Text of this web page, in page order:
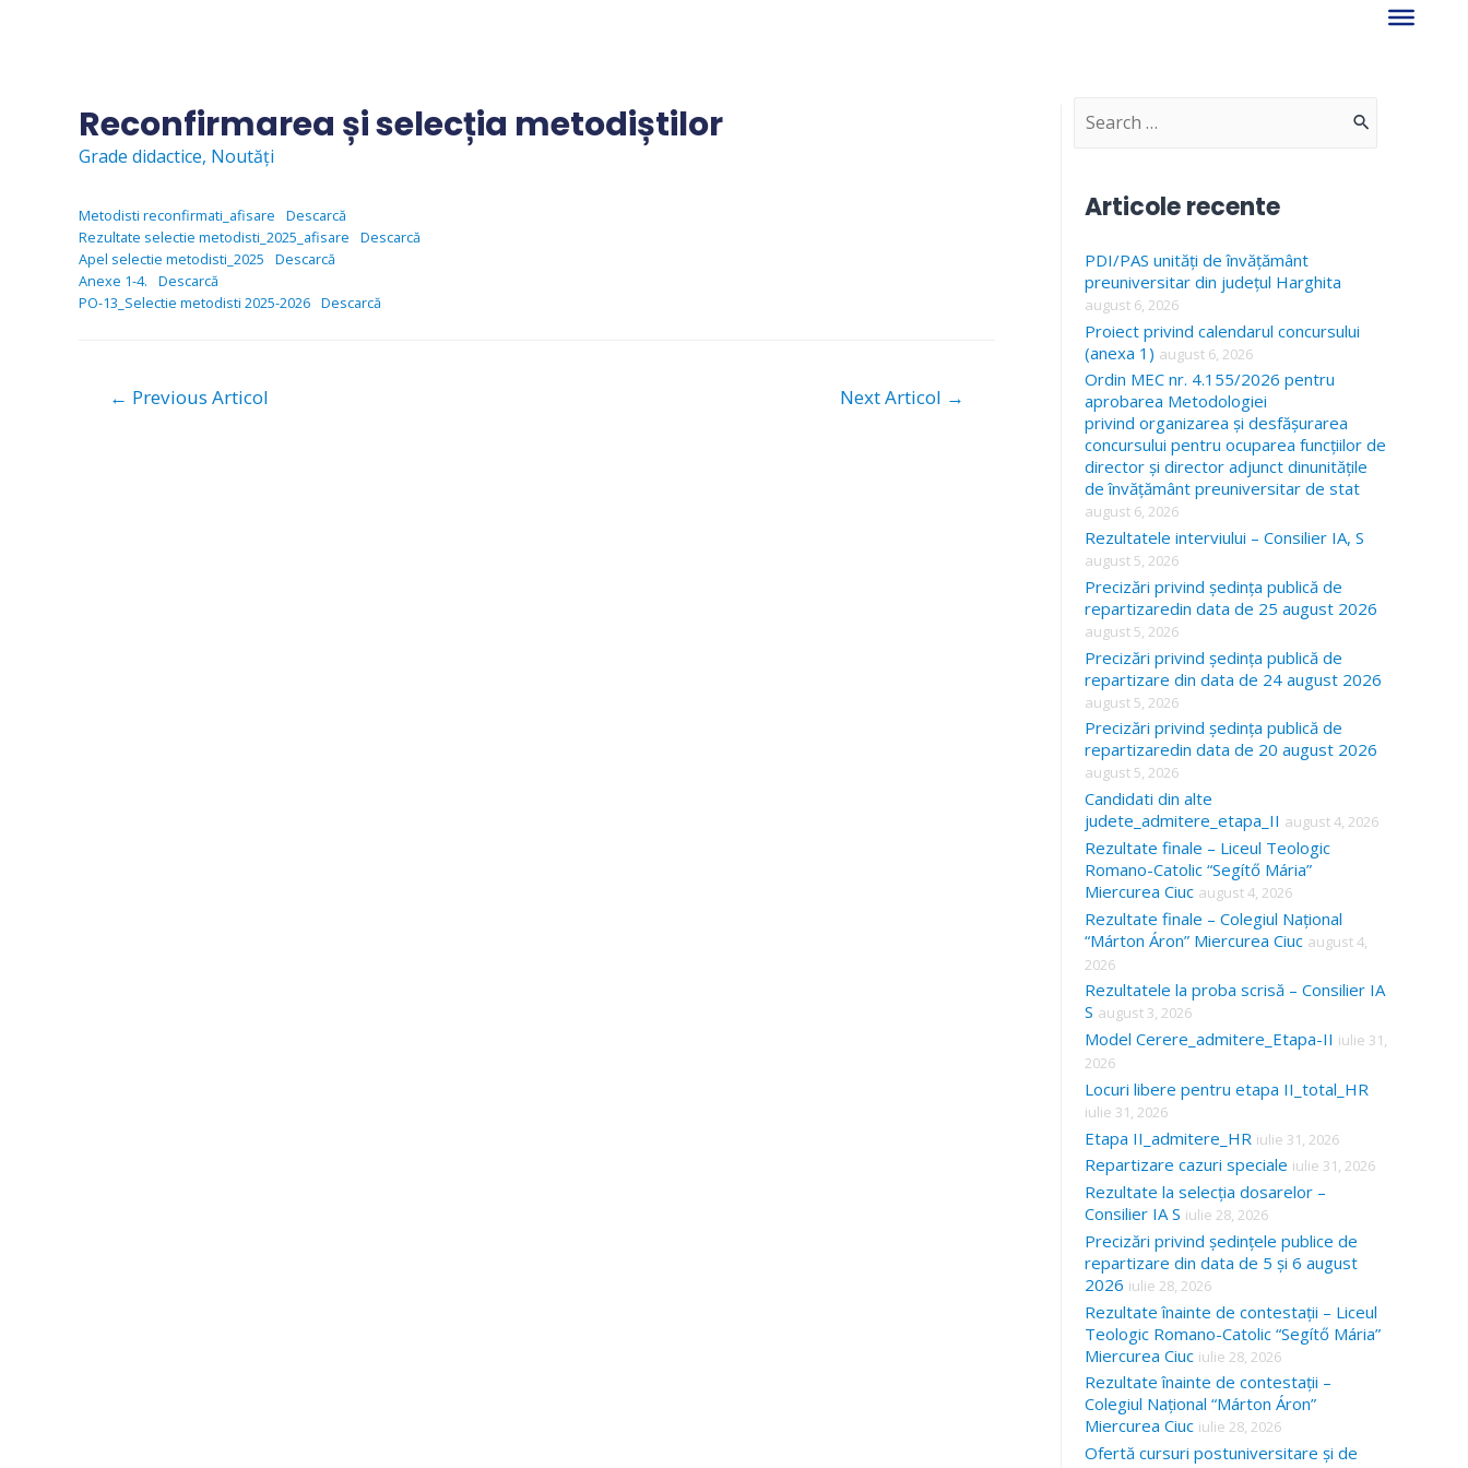
Reconfirmarea și selecția metodiștilor
Grade didactice, Noutăți
Metodisti reconfirmati_afisare
Descarcă
Rezultate selectie metodisti_2025_afisare
Descarcă
Apel selectie metodisti_2025
Descarcă
Anexe 1-4.
Descarcă
PO-13_Selectie metodisti 2025-2026 Descarcă
Navigare
← Previous Articol Next Articol →
S
c
h
f
o
r
:
Articole recente
PDI/PAS unități de învățământ
preuniversitar din județul Harghita
august 6, 2026
Proiect privind calendarul concursului
(anexa 1) august 6, 2026
Ordin MEC nr. 4.155/2026 pentru
aprobarea Metodologiei
privind organizarea și desfășurarea
concursului pentru ocuparea funcțiilor de
director și director adjunct dinunitățile
de învățământ preuniversitar de stat
august 6, 2026
Rezultatele interviului – Consilier IA, S
august 5, 2026
Precizări privind ședința publică de
repartizaredin data de 25 august 2026
august 5, 2026
Precizări privind ședința publică de
repartizare din data de 24 august 2026
august 5, 2026
Precizări privind ședința publică de
repartizaredin data de 20 august 2026
august 5, 2026
Candidati din alte
judete_admitere_etapa_II august 4, 2026
Rezultate finale – Liceul Teologic
Romano-Catolic “Segítő Mária”
Miercurea Ciuc august 4, 2026
Rezultate finale – Colegiul Național
“Márton Áron” Miercurea Ciuc august 4,
2026
Rezultatele la proba scrisă – Consilier IA
S august 3, 2026
Model Cerere_admitere_Etapa-II iulie 31,
2026
Locuri libere pentru etapa II_total_HR
iulie 31, 2026
Etapa II_admitere_HR iulie 31, 2026
Repartizare cazuri speciale iulie 31, 2026
Rezultate la selecția dosarelor –
Consilier IA S iulie 28, 2026
Precizări privind ședințele publice de
repartizare din data de 5 și 6 august
2026 iulie 28, 2026
Rezultate înainte de contestații – Liceul
Teologic Romano-Catolic “Segítő Mária”
Miercurea Ciuc iulie 28, 2026
Rezultate înainte de contestații –
Colegiul Național “Márton Áron”
Miercurea Ciuc iulie 28, 2026
Ofertă cursuri postuniversitare și de